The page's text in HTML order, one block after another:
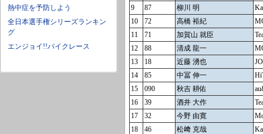
熱中症を予防しよう
全日本選手権シリーズランキン
グ
エンジョイ!!バイクレース
9
87 柳川 明
10
72 高橋 裕紀
11
71 加賀山 就臣
12
88 清成 龍一
13
18 近藤 湧也
14
85 中冨 伸一
15
090 秋吉 耕佑
16
39 酒井 大作
17
32 今野 由寛
18
46 松﨑 克哉